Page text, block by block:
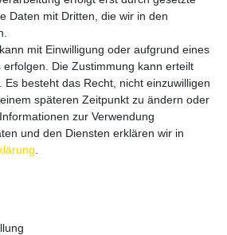
unter:
Daten mit Dritten, die wir in den
mit Einwilligung oder aufgrund eines
Die Zustimmung kann erteilt
besteht das Recht, nicht einzuwilligen
späteren Zeitpunkt zu ändern oder
zur Verwendung
und den Diensten erklären wir in